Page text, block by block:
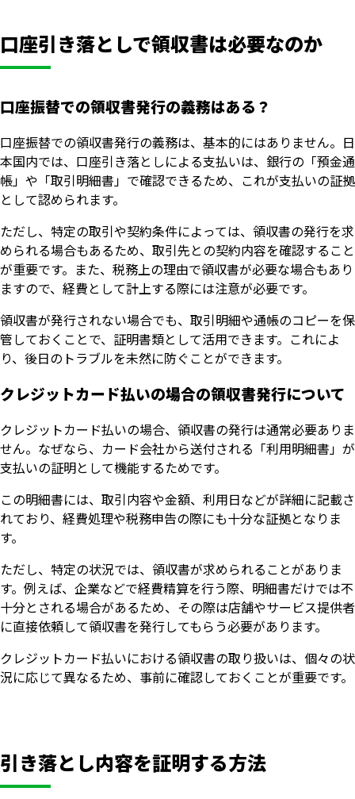
口座引き落としで領収書は必要なのか
口座振替での領収書発行の義務はある？
口座振替での領収書発行の義務は、基本的にはありません。日
本国内では、口座引き落としによる支払いは、銀行の「預金通
帳」や「取引明細書」で確認できるため、これが支払いの証拠
として認められます。
ただし、特定の取引や契約条件によっては、領収書の発行を求
められる場合もあるため、取引先との契約内容を確認すること
が重要です。また、税務上の理由で領収書が必要な場合もあり
ますので、経費として計上する際には注意が必要です。
領収書が発行されない場合でも、取引明細や通帳のコピーを保
管しておくことで、証明書類として活用できます。これによ
り、後日のトラブルを未然に防ぐことができます。
クレジットカード払いの場合の領収書発行について
クレジットカード払いの場合、領収書の発行は通常必要ありま
せん。なぜなら、カード会社から送付される「利用明細書」が
支払いの証明として機能するためです。
この明細書には、取引内容や金額、利用日などが詳細に記載さ
れており、経費処理や税務申告の際にも十分な証拠となりま
す。
ただし、特定の状況では、領収書が求められることがありま
す。例えば、企業などで経費精算を行う際、明細書だけでは不
十分とされる場合があるため、その際は店舗やサービス提供者
に直接依頼して領収書を発行してもらう必要があります。
クレジットカード払いにおける領収書の取り扱いは、個々の状
況に応じて異なるため、事前に確認しておくことが重要です。
引き落とし内容を証明する方法